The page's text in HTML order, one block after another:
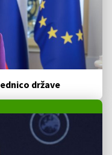
države